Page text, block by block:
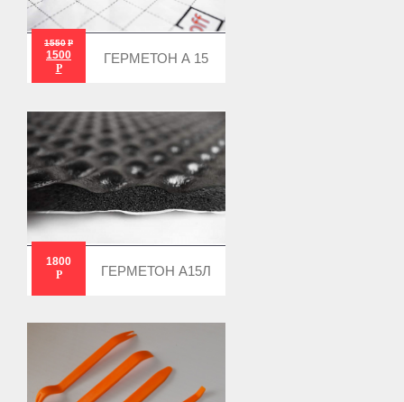
1550Р
1500
Р
ГЕРМЕТОН А 15
1800
Р
ГЕРМЕТОН А15Л